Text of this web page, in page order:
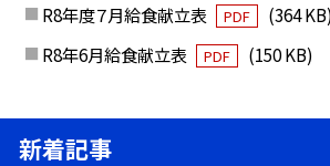
R8年度７月給食献立表 PDF
(364 KB)
R8年6月給食献立表
PDF (150 KB)
新着記事